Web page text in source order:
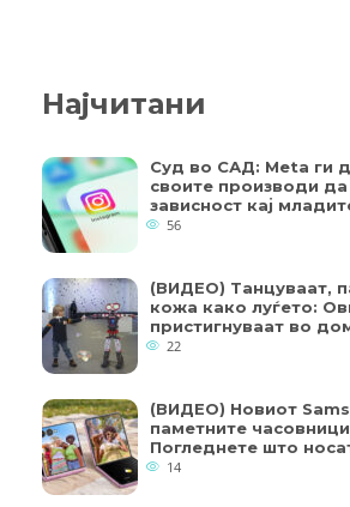
Најчитани
Суд во САД: Meta ги
своите производи
зависност кај
56
(ВИДЕО) Танцуваат,
кожа како луѓето:
пристигнуваат во
22
(ВИДЕО) Новиот
паметните
Погледнете што
14